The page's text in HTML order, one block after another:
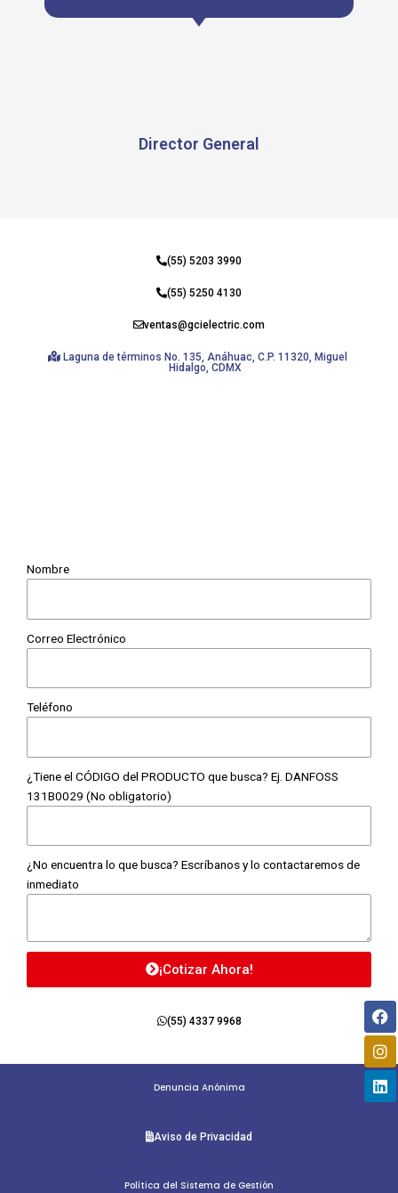
Director General
(55) 5203 3990
(55) 5250 4130
ventas@gcielectric.com
Laguna de términos No. 135, Anáhuac, C.P. 11320, Miguel
Hidalgo, CDMX
Nombre
Correo Electrónico
Teléfono
¿Tiene el CÓDIGO del PRODUCTO que busca? Ej. DANFOSS
131B0029 (No obligatorio)
¿No encuentra lo que busca? Escríbanos y lo contactaremos de
inmediato
¡Cotizar Ahora!
(55) 4337 9968
Denuncia Anónima
Aviso de Privacidad
Política del Sistema de Gestión